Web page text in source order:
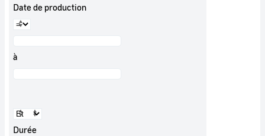
Date de production
à
Durée